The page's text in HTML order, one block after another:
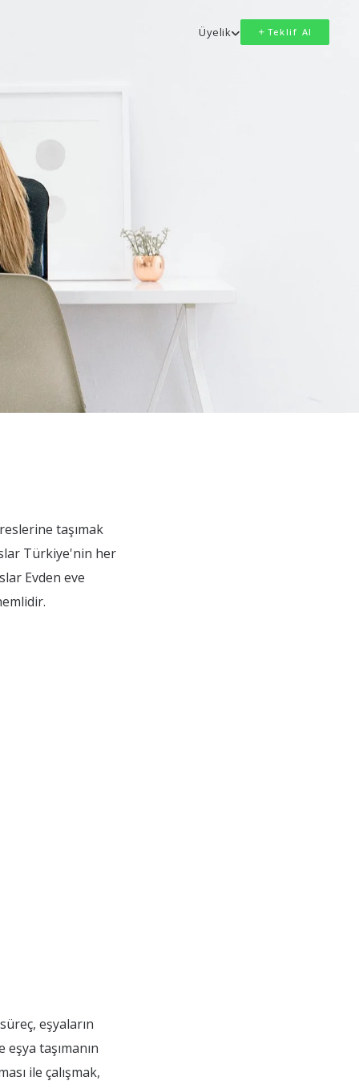
Üyelik Teklif Al
taşımak
Türkiye'nin her
Evden eve
eşyaların
taşımanın
ile çalışmak,